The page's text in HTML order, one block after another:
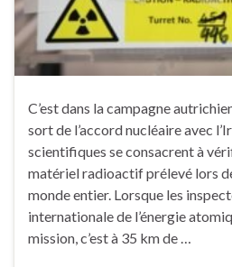
C’est dans la campagne
sort de l’accord nucléaire avec
scientifiques se consacrent à
matériel radioactif prélevé lors
monde entier. Lorsque les
internationale de l’énergie
mission, c’est à 35 km de …